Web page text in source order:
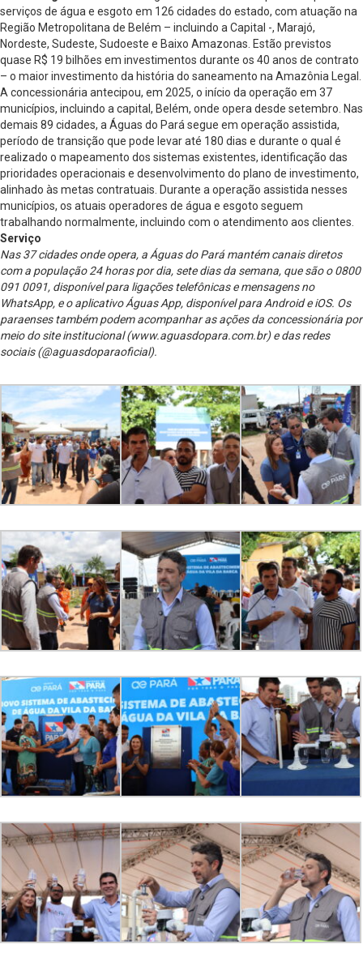
serviços de água e esgoto em 126 cidades do estado, com atuação na
Região Metropolitana de Belém – incluindo a Capital -, Marajó,
Nordeste, Sudeste, Sudoeste e Baixo Amazonas. Estão previstos
quase R$ 19 bilhões em investimentos durante os 40 anos de contrato
– o maior investimento da história do saneamento na Amazônia Legal.
A concessionária antecipou, em 2025, o início da operação em 37
municípios, incluindo a capital, Belém, onde opera desde setembro. Nas
demais 89 cidades, a Águas do Pará segue em operação assistida,
período de transição que pode levar até 180 dias e durante o qual é
realizado o mapeamento dos sistemas existentes, identificação das
prioridades operacionais e desenvolvimento do plano de investimento,
alinhado às metas contratuais. Durante a operação assistida nesses
municípios, os atuais operadores de água e esgoto seguem
trabalhando normalmente, incluindo com o atendimento aos clientes.
Serviço
Nas 37 cidades onde opera, a Águas do Pará mantém canais diretos
com a população 24 horas por dia, sete dias da semana, que são o 0800
091 0091, disponível para ligações telefônicas e mensagens no
WhatsApp, e o aplicativo Águas App, disponível para Android e iOS. Os
paraenses também podem acompanhar as ações da concessionária por
meio do site institucional (www.aguasdopara.com.br) e das redes
sociais (@aguasdoparaoficial).